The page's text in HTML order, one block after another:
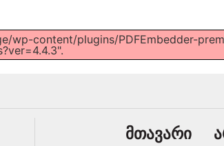
wp-content/plugins/PDFEmbedder-
მთავარი